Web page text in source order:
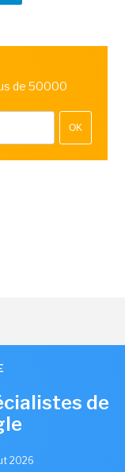
de 50000
OK
de
2026